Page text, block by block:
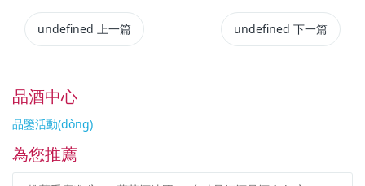
undefined 上一篇 undefined 下一篇
品酒中心
品鑒活動(dòng)
為您推薦